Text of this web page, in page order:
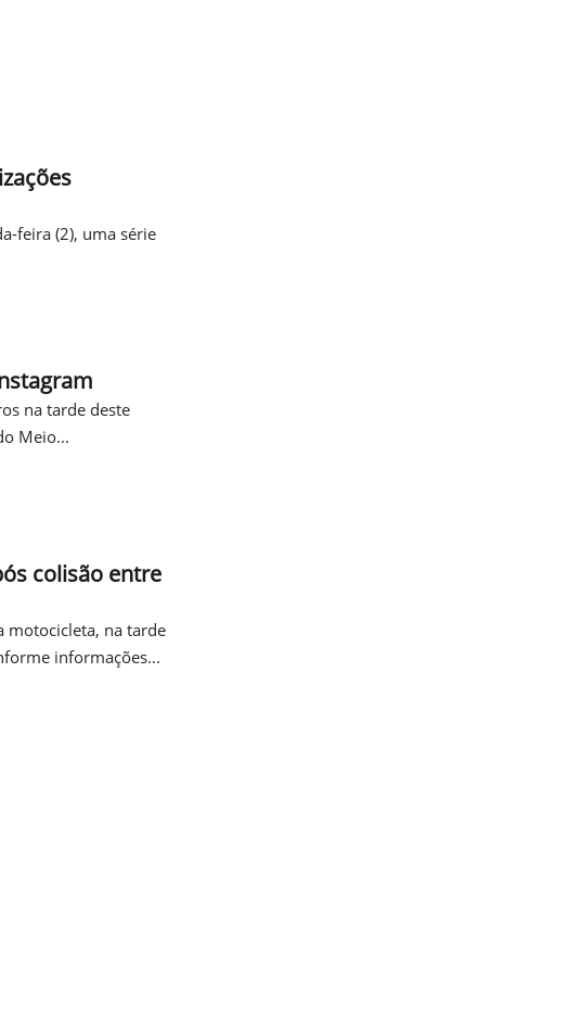
feira (2), uma série
na tarde deste
Meio...
colisão entre
motocicleta, na tarde
informações...